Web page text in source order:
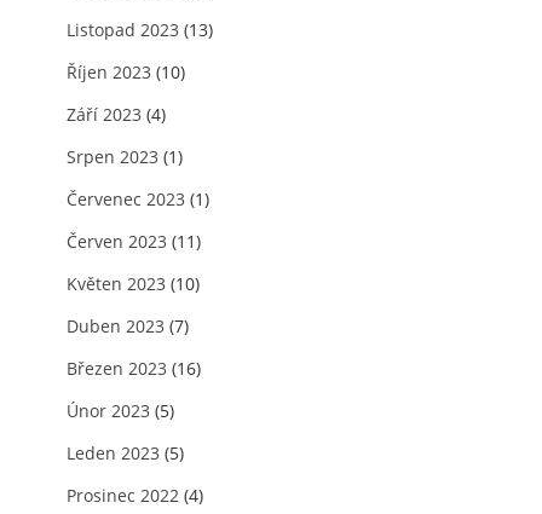
Listopad 2023 (13)
Říjen 2023 (10)
Září 2023 (4)
Srpen 2023 (1)
Červenec 2023 (1)
Červen 2023 (11)
Květen 2023 (10)
Duben 2023 (7)
Březen 2023 (16)
Únor 2023 (5)
Leden 2023 (5)
Prosinec 2022 (4)